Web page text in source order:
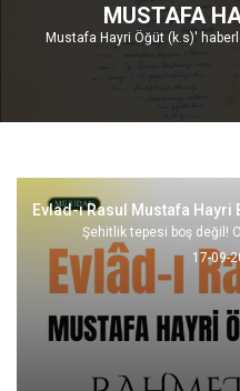
MUSTAFA
Mustafa Hayri Öğüt (k.s)'
Evlad-ı Rasul Mustafa Hayri
Şehitlik tepesi boş değil!
17-09-